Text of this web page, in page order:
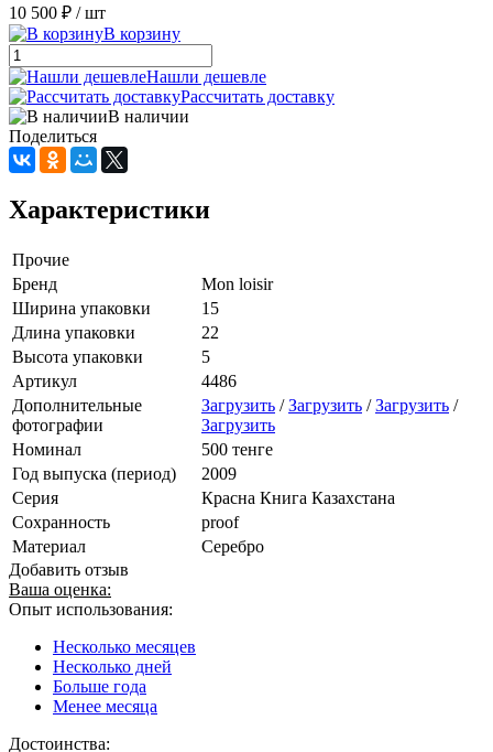
10 500 ₽ / шт
В корзину
Нашли дешевле
Рассчитать доставку
В наличии
Поделиться
Характеристики
Прочие
Бренд
Mon loisir
Ширина упаковки
15
Длина упаковки
22
Высота упаковки
5
Артикул
4486
Дополнительные
фотографии
Загрузить /Загрузить /Загрузить /
Загрузить
Номинал
500 тенге
Год выпуска (период)
2009
Серия
Красна Книга Казахстана
Сохранность
proof
Материал
Серебро
Добавить отзыв
Ваша оценка:
Опыт использования:
Несколько месяцев
Несколько дней
Больше года
Менее месяца
Достоинства: